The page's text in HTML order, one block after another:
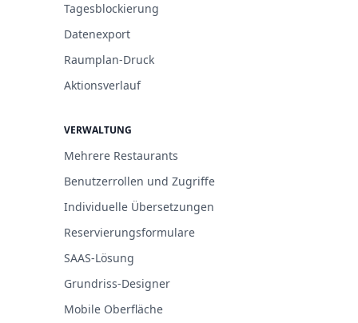
Tagesblockierung
Datenexport
Raumplan-Druck
Aktionsverlauf
VERWALTUNG
Mehrere Restaurants
Benutzerrollen und Zugriffe
Individuelle Übersetzungen
Reservierungsformulare
SAAS-Lösung
Grundriss-Designer
Mobile Oberfläche